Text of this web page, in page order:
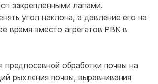
закрепленными лапами.
угол наклона, а давление его на
время вместо агрегатов РВК в
предпосевной обработки почвы на
рыхления почвы, вы­равнивания